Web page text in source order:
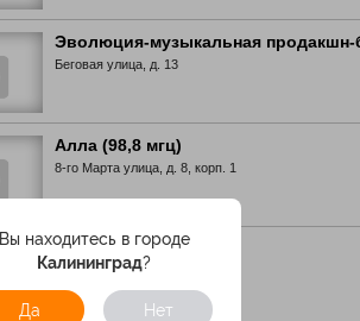
Вы находитесь в городе
Калининград?
Да Нет
Эволюция-музыкальная продакшн-
Беговая улица, д. 13
Алла (98,8 мгц)
8-го Марта улица, д. 8, корп. 1
Пресса столицы
Хорошевское шоссе, д. 32А